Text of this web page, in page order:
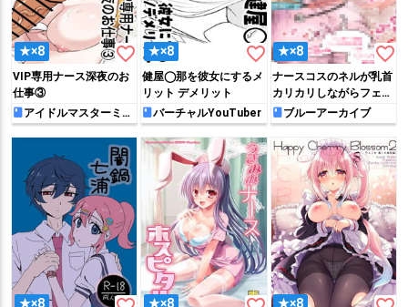
★×8 favorite_border
VIP専用ナース深夜のお
仕事③
アイドルマスターミリ
オンライブ!
★×8 favorite_border
健屋◯那を彼女にするメ
リット デメリット
バーチャルYouTuber
★×8 favorite_border
ナースコスのネルが乳首
カリカリしながらフェラ
をしてザー◯ンをごっく
んしちゃう!!
ブルーアーカイブ
★×8 ★×8 ★×8